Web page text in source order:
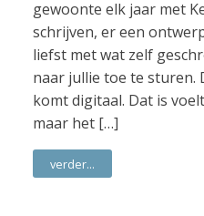
gewoonte elk jaar met
schrijven, er een
liefst met wat zelf
naar jullie toe te sturen.
komt digitaal. Dat is
maar het […]
verder...